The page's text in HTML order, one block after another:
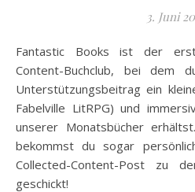
3. Juni
Fantastic Books ist der erste immersive Collected-
Content-Buchclub, bei dem
Unterstützungsbeitrag ein
Fabelville LitRPG) und
unserer Monatsbücher
bekommst du sogar
Collected-Content-Post zu
geschickt!